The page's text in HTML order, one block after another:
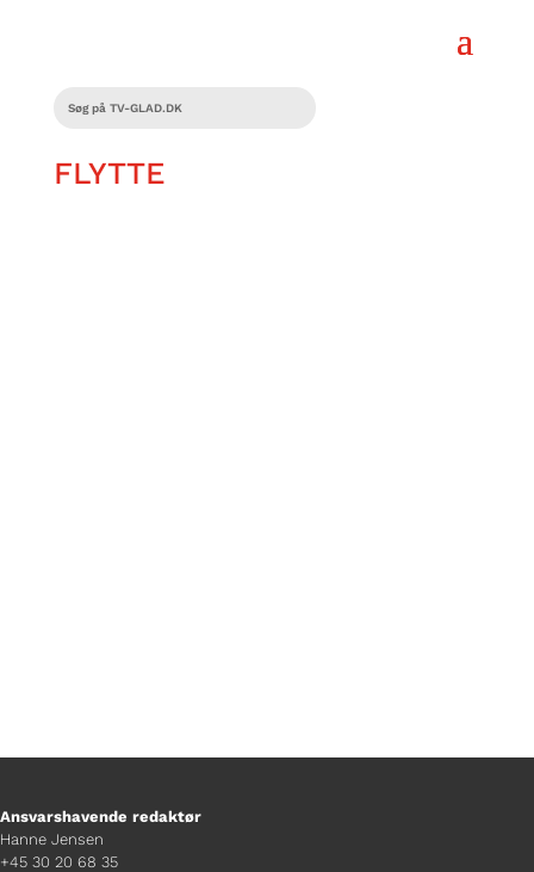
FLYTTE
Ansvarshavende redaktør
Hanne Jensen
+45 30 20 68 35